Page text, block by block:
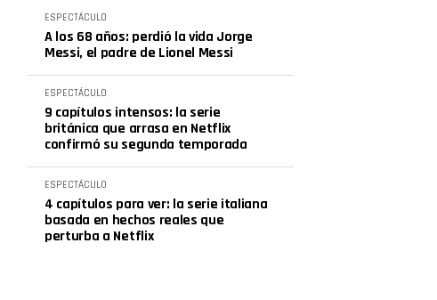
ESPECTÁCULO
A los 68 años: perdió la vida Jorge
Messi, el padre de Lionel Messi
ESPECTÁCULO
9 capítulos intensos: la serie
británica que arrasa en Netflix
confirmó su segunda temporada
ESPECTÁCULO
4 capítulos para ver: la serie italiana
basada en hechos reales que
perturba a Netflix